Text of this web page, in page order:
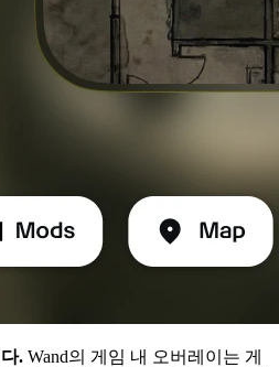
. Wand의 게임 내 오버레이는 게